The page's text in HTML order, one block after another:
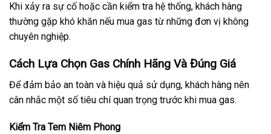
Khi xảy ra sự cố hoặc cần kiểm tra hệ thống, khách hàng
thường gặp khó khăn nếu mua gas từ những đơn vị không
chuyên nghiệp.
Cách Lựa Chọn Gas Chính Hãng Và Đúng Giá
Để đảm bảo an toàn và hiệu quả sử dụng, khách hàng nên
cân nhắc một số tiêu chí quan trọng trước khi mua gas.
Kiểm Tra Tem Niêm Phong